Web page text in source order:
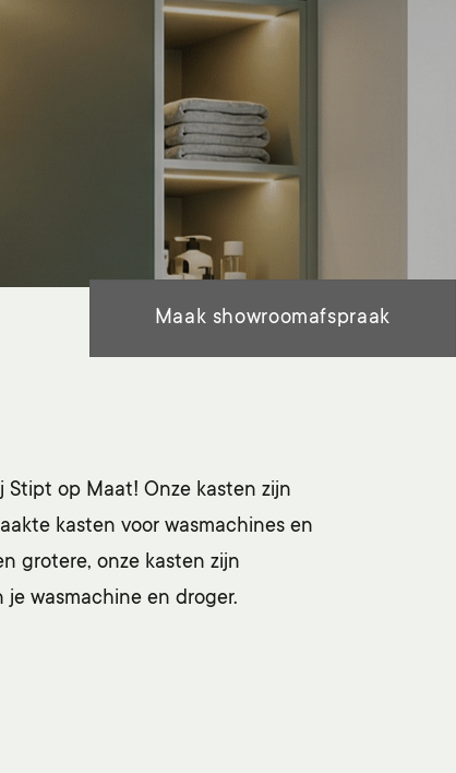
Maak showroomafspraak
Stipt op Maat! Onze kasten zijn
kasten voor wasmachines en
grotere, onze kasten zijn
wasmachine en droger.